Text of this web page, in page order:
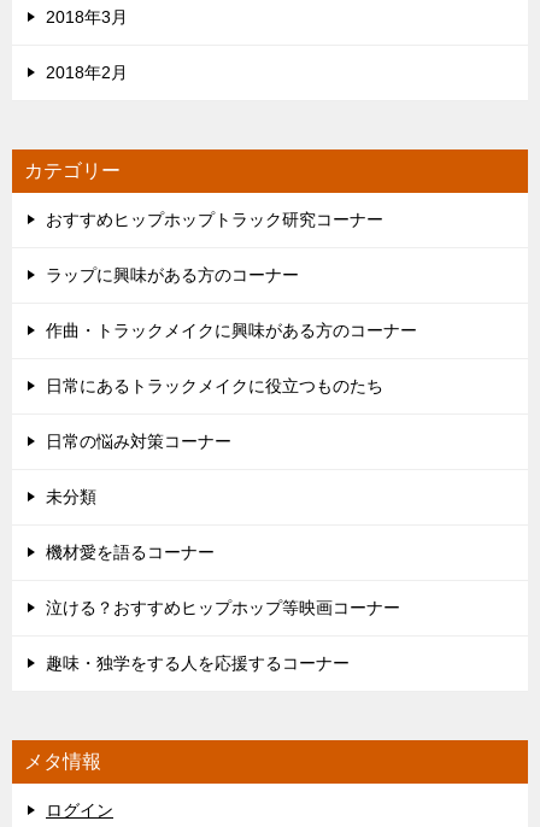
2018年3月
2018年2月
カテゴリー
おすすめヒップホップトラック研究コーナー
ラップに興味がある方のコーナー
作曲・トラックメイクに興味がある方のコーナー
日常にあるトラックメイクに役立つものたち
日常の悩み対策コーナー
未分類
機材愛を語るコーナー
泣ける？おすすめヒップホップ等映画コーナー
趣味・独学をする人を応援するコーナー
メタ情報
ログイン